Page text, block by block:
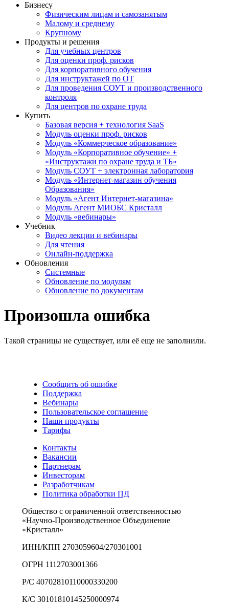
Бизнесу
Физическим лицам и самозанятым
Малому и среднему
Крупному
Продукты и решения
Для учебных центров
Для оценки проф. рисков
Для корпоративного обучения
Для инструктажей по ОТ
Для проведения СОУТ и производственного
контроля
Для центров по охране труда
Купить
Базовая версия + технология SaaS
Модуль оценки проф. рисков
Модуль «Коммерческое образование»
Модуль «Корпоративное обучение» +
«Инструктажи по охране труда и ТБ»
Модуль СОУТ + электронная лаборатория
Модуль «Интернет-магазин обучения
Образования»
Модуль «Агент Интернет-магазина»
Модуль Агент МИОБС Кристалл
Модуль «вебинары»
Учебник
Видео лекции и вебинары
Для чтения
Онлайн-поддержка
Обновления
Системные
Обновление по модулям
Обновление по документам
Произошла ошибка
Такой страницы не существует, или её еще не заполнили.
Сообщить об ошибке
Поддержка
Вебинары
Пользовательское соглашение
Наши продукты
Тарифы
Контакты
Вакансии
Партнерам
Инвесторам
Разработчикам
Политика обработки ПД
Общество с ограниченной ответственностью
«Научно-Производственное Объединение
«Кристалл»
ИНН/КПП 2703059604/270301001
ОГРН 1112703001366
Р/С 40702810110000330200
К/С 30101810145250000974